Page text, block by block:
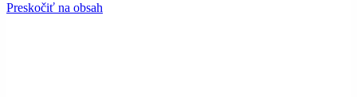
Preskočiť na obsah